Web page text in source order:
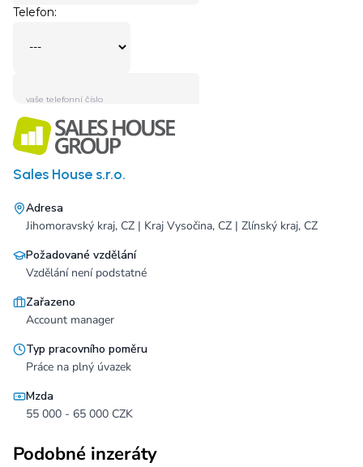
Sales House s.r.o.
Adresa
Jihomoravský kraj, CZ | Kraj Vysočina, CZ | Zlínský kraj, CZ
Požadované vzdělání
Vzdělání není podstatné
Zařazeno
Account manager
Typ pracovního poměru
Práce na plný úvazek
Mzda
55 000 - 65 000 CZK
Podobné inzeráty